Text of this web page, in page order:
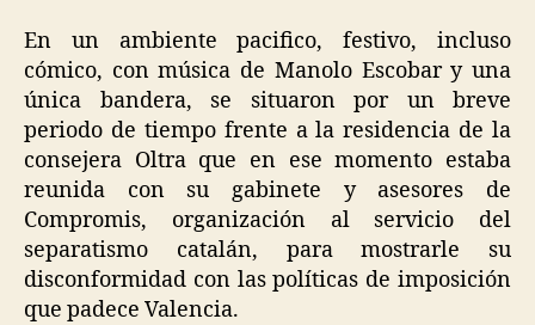
En un ambiente pacifico, festivo, incluso
cómico, con música de Manolo Escobar y una
única bandera, se situaron por un breve
periodo de tiempo frente a la residencia de la
consejera Oltra que en ese momento estaba
reunida con su gabinete y asesores de
Compromis, organización al servicio del
separatismo catalán, para mostrarle su
disconformidad con las políticas de imposición
que padece Valencia.